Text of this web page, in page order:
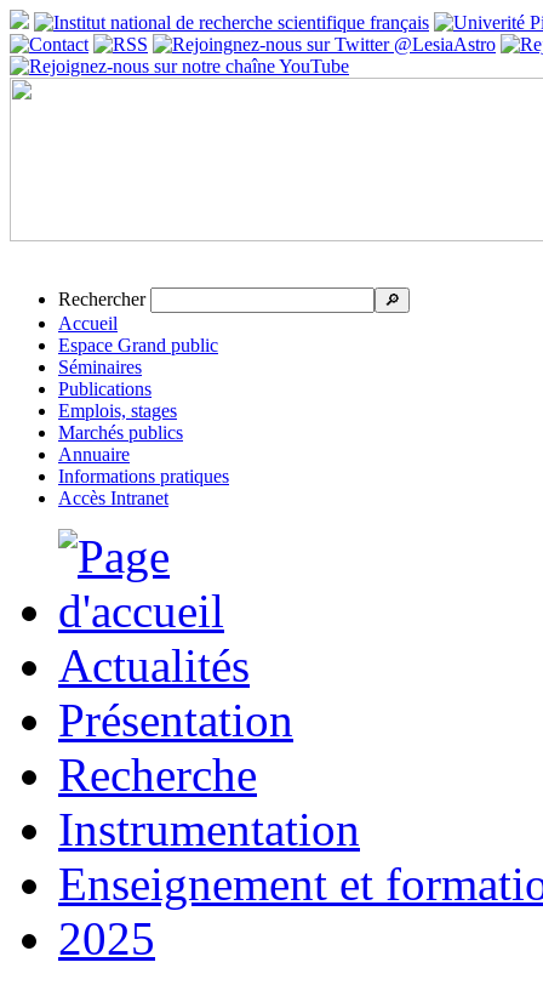
Rechercher 🔎
Accueil
Espace Grand public
Séminaires
Publications
Emplois, stages
Marchés publics
Annuaire
Informations pratiques
Accès Intranet
Actualités
Présentation
Recherche
Instrumentation
Enseignement et
2025